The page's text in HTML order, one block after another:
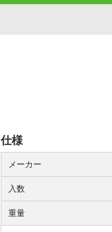
仕様
メーカー
入数
重量